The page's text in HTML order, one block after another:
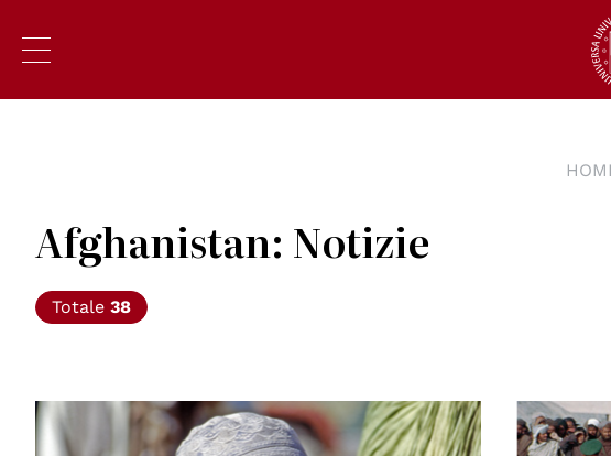
Afghanistan: Notizie
Totale 38
© UN Photo © UN Photo